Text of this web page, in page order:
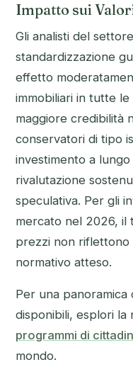
Impatto sui
Gli analisti del
standardizzazione
effetto
immobiliari in tutte
maggiore credibilità
conservatori di tipo
investimento a
rivalutazione
speculativa. Per gli
mercato nel 2026, il
prezzi non riflettono
normativo atteso.
Per una
disponibili, esplori la
programmi di
mondo.